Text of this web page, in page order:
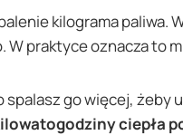
kilograma
praktyce oznacza to
go więcej,
ciepła